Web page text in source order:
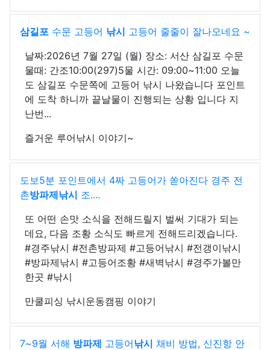
삼길포 수문 고등어 낚시 고등어 줄줄이 잘나오네요 ~
날짜:2026년 7월 27일 (월) 장소: 서산 삼길포 수문
물때: 간조10:00(297)5물 시간: 09:00~11:00 오늘
도 삼길포 수문쪽에 고등어 낚시 나왔습니다 포인트
에 도착 하니까 끝날물이 진행되는 상황 입니다 지
난번...
즐거운 루어낚시 이야기~
도보5분 포인트에서 4짜 고등어가 쏟아진다 경주 전
촌방파제낚시 조....
또 어떤 손맛 소식을 전해드릴지 벌써 기대가 되는
데요, 다음 조황 소식도 빠르게 전해드리겠습니다.
#경주낚시 #전촌방파제 #고등어낚시 #전갱이낚시
#방파제낚시 #고등어조황 #새벽낚시 #경주가볼만
한곳 #낚시
만쿨피싱 낚시운동캠핑 이야기
7~9월 서해 방파제 고등어낚시 채비 방법, 신진항 안